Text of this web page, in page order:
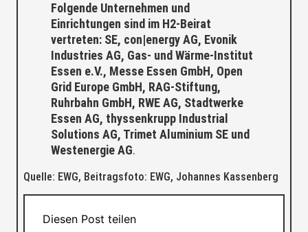
Folgende Unternehmen und
Einrichtungen sind im H2-Beirat
vertreten: SE, con|energy AG, Evonik
Industries AG, Gas- und Wärme-Institut
Essen e.V., Messe Essen GmbH, Open
Grid Europe GmbH, RAG-Stiftung,
Ruhrbahn GmbH, RWE AG, Stadtwerke
Essen AG, thyssenkrupp Industrial
Solutions AG, Trimet Aluminium SE und
Westenergie AG.
Quelle: EWG, Beitragsfoto: EWG, Johannes Kassenberg
Diesen Post teilen